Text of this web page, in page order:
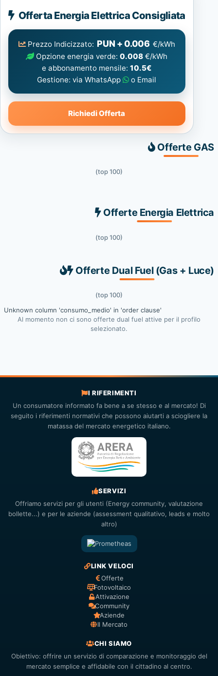
Energia
Elettrica
consigliata
Offerta Energia Elettrica Consigliata
Prezzo Indicizzato: PUN + 0.006 €/kWh
Opzione energia verde:0.008 €/kWh
e abbonamento mensile: 10.5€
Gestione: via WhatsApp
o Email
Richiedi Offerta
Offerte GAS
(top 100)
Offerte Energia Elettrica
(top 100)
Offerte Dual Fuel (Gas + Luce)
(top 100)
Unknown column 'consumo_medio' in 'order clause'
Al momento non ci sono offerte dual fuel attive per il profilo
selezionato.
I RIFERIMENTI
Un consumatore informato fa bene a se stesso e al mercato! Di
seguito i riferimenti normativi che possono aiutarti a sciogliere la
matassa del mercato energetico italiano.
SERVIZI
Offriamo servizi per gli utenti (Energy community, valutazione
bollette...) e per le aziende (assessment qualitativo, leads e molto
altro)
LINK VELOCI
Offerte
Fotovoltaico
Attivazione
Community
Aziende
Il Mercato
CHI SIAMO
Obiettivo: offrire un servizio di comparazione e monitoraggio del
mercato semplice e affidabile con il cittadino al centro.